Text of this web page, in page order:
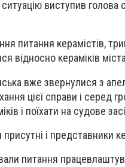
виступив голова
питання керамістів,
відносно кераміків
вже звернулися з
цієї справи і серед
і поїхати на судове
присутні і представники
питання